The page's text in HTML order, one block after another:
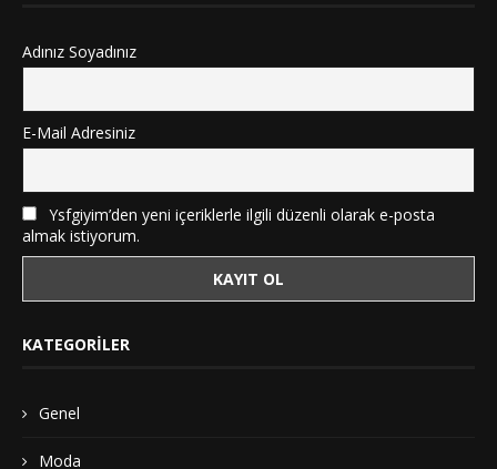
Adınız Soyadınız
E-Mail Adresiniz
Ysfgiyim’den yeni içeriklerle ilgili düzenli olarak e-posta
almak istiyorum.
KATEGORILER
Genel
Moda